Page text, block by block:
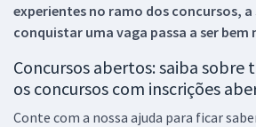
experientes no ramo dos concursos, a
conquistar uma vaga passa a ser bem
Concursos abertos: saiba sobre
os concursos com inscrições
Conte com a nossa ajuda para ficar